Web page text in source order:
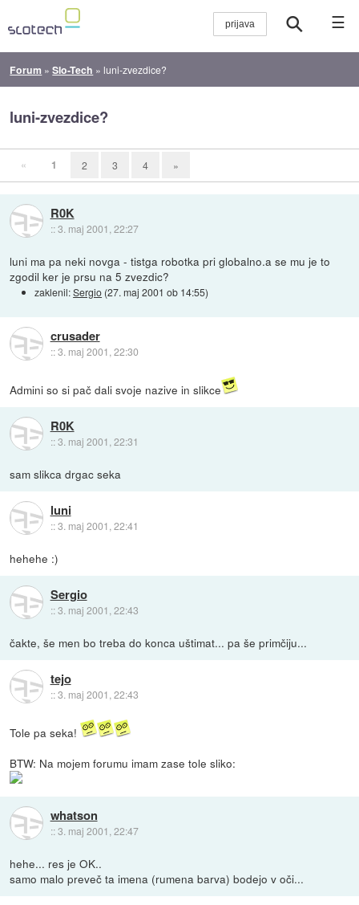
☰
Forum »Slo-Tech » luni-zvezdice?
luni-zvezdice?
« 1 2 3 4 »
R0K
::3. maj 2001, 22:27
luni ma pa neki novga - tistga robotka pri globalno.a se mu je to
zgodil ker je prsu na 5 zvezdic?
zaklenil:Sergio (27. maj 2001 ob 14:55)
crusader
::3. maj 2001, 22:30
Admini so si pač dali svoje nazive in slikce
R0K
::3. maj 2001, 22:31
sam slikca drgac seka
luni
::3. maj 2001, 22:41
hehehe :)
Sergio
::3. maj 2001, 22:43
čakte, še men bo treba do konca uštimat... pa še primčiju...
tejo
::3. maj 2001, 22:43
Tole pa seka!
BTW: Na mojem forumu imam zase tole sliko:
whatson
::3. maj 2001, 22:47
hehe... res je OK..
samo malo preveč ta imena (rumena barva) bodejo v oči...